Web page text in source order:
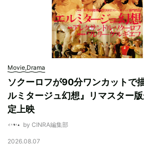
Movie,Drama
ソクーロフが90分ワンカットで
ルミタージュ幻想』リマスター
定上映
by CINRA編集部
2026.08.07